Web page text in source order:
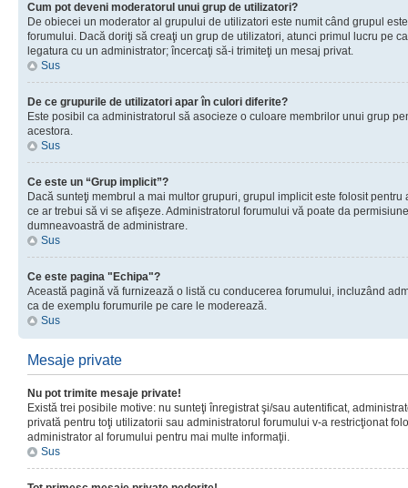
Cum pot deveni moderatorul unui grup de utilizatori?
De obiecei un moderator al grupului de utilizatori este numit când grupul
forumului. Dacă doriţi să creaţi un grup de utilizatori, atunci primul lucru pe
legatura cu un administrator; încercaţi să-i trimiteţi un mesaj privat.
Sus
De ce grupurile de utilizatori apar în culori diferite?
Este posibil ca administratorul să asocieze o culoare membrilor unui grup
acestora.
Sus
Ce este un “Grup implicit”?
Dacă sunteţi membrul a mai multor grupuri, grupul implicit este folosit
ce ar trebui să vi se afişeze. Administratorul forumului vă poate da
dumneavoastră de administrare.
Sus
Ce este pagina "Echipa"?
Această pagină vă furnizează o listă cu conducerea forumului, incluzând
ca de exemplu forumurile pe care le moderează.
Sus
Mesaje private
Nu pot trimite mesaje private!
Există trei posibile motive: nu sunteţi înregistrat şi/sau autentificat,
privată pentru toţi utilizatorii sau administratorul forumului v-a restricţionat
administrator al forumului pentru mai multe informaţii.
Sus